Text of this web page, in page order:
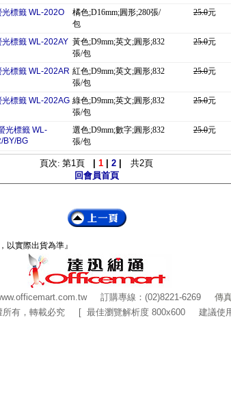
光標籤 WL-202O
橘色;D16mm;圓形;280張/
包
25.0元
光標籤 WL-202AY 黃色;D9mm;英文;圓形;832
張/包
25.0元
光標籤 WL-202AR 紅色;D9mm;英文;圓形;832
張/包
25.0元
光標籤 WL-202AG 綠色;D9mm;英文;圓形;832
張/包
25.0元
光標籤 WL-
BY/BG
選色;D9mm;數字;圓形;832
張/包
25.0元
頁次: 第1頁 1 2 共2頁
回會員首頁
以實際出貨為準』
訂購專線：(02)8221-6269
傳
有，轉載必究 [ 最佳瀏覽解析度 800x600 建議使